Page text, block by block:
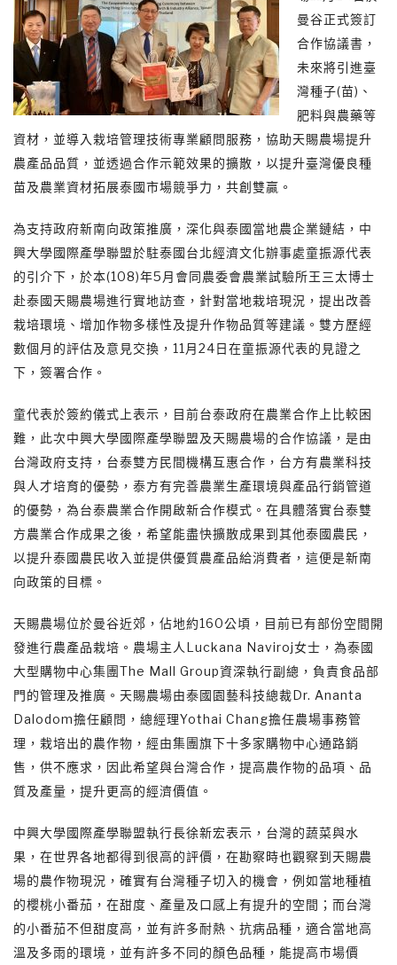
曼谷正式簽訂
合作協議書，
未來將引進臺
灣種子(苗)、
肥料與農藥等
資材，並導入栽培管理技術專業顧問服務，協助天賜農場提升
農產品品質，並透過合作示範效果的擴散，以提升臺灣優良種
苗及農業資材拓展泰國市場競爭力，共創雙贏。
為支持政府新南向政策推廣，深化與泰國當地農企業鏈結，中
興大學國際產學聯盟於駐泰國台北經濟文化辦事處童振源代表
的引介下，於本(108)年5月會同農委會農業試驗所王三太博士
赴泰國天賜農場進行實地訪查，針對當地栽培現況，提出改善
栽培環境、增加作物多樣性及提升作物品質等建議。雙方歷經
數個月的評估及意見交換，11月24日在童振源代表的見證之
下，簽署合作。
童代表於簽約儀式上表示，目前台泰政府在農業合作上比較困
難，此次中興大學國際產學聯盟及天賜農場的合作協議，是由
台灣政府支持，台泰雙方民間機構互惠合作，台方有農業科技
與人才培育的優勢，泰方有完善農業生產環境與產品行銷管道
的優勢，為台泰農業合作開啟新合作模式。在具體落實台泰雙
方農業合作成果之後，希望能盡快擴散成果到其他泰國農民，
以提升泰國農民收入並提供優質農產品給消費者，這便是新南
向政策的目標。
天賜農場位於曼谷近郊，佔地約160公頃，目前已有部份空間開
發進行農產品栽培。農場主人Luckana Naviroj女士，為泰國
大型購物中心集團The Mall Group資深執行副總，負責食品部
門的管理及推廣。天賜農場由泰國園藝科技總裁Dr. Ananta
Dalodom擔任顧問，總經理Yothai Chang擔任農場事務管
理，栽培出的農作物，經由集團旗下十多家購物中心通路銷
售，供不應求，因此希望與台灣合作，提高農作物的品項、品
質及產量，提升更高的經濟價值。
中興大學國際產學聯盟執行長徐新宏表示，台灣的蔬菜與水
果，在世界各地都得到很高的評價，在勘察時也觀察到天賜農
場的農作物現況，確實有台灣種子切入的機會，例如當地種植
的櫻桃小番茄，在甜度、產量及口感上有提升的空間；而台灣
的小番茄不但甜度高，並有許多耐熱、抗病品種，適合當地高
溫及多雨的環境，並有許多不同的顏色品種，能提高市場價